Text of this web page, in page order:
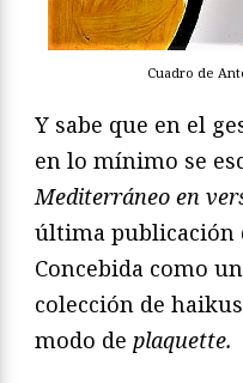
Cuadro de
Y sabe que en el
en lo mínimo se
Mediterráneo en
última publicación
Concebida como
colección de
modo de plaquette.